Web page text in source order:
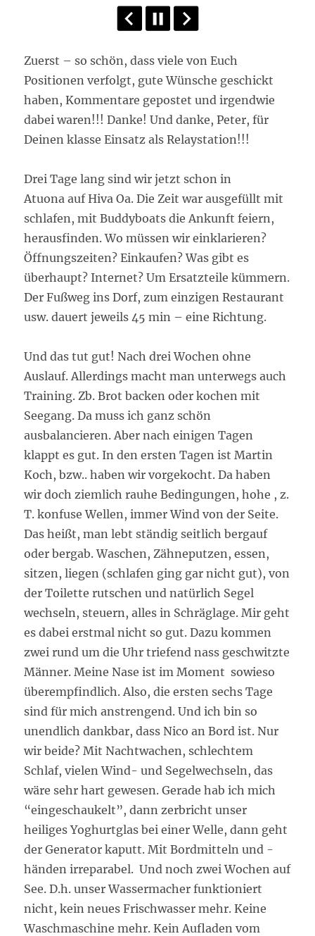
Zuerst – so schön, dass viele von Euch
Positionen verfolgt, gute Wünsche geschickt
haben, Kommentare gepostet und irgendwie
dabei waren!!! Danke! Und danke, Peter, für
Deinen klasse Einsatz als Relaystation!!!
Drei Tage lang sind wir jetzt schon in
Atuona auf Hiva Oa. Die Zeit war ausgefüllt mit
schlafen, mit Buddyboats die Ankunft feiern,
herausfinden. Wo müssen wir einklarieren?
Öffnungszeiten? Einkaufen? Was gibt es
überhaupt? Internet? Um Ersatzteile kümmern.
Der Fußweg ins Dorf, zum einzigen Restaurant
usw. dauert jeweils 45 min – eine Richtung.
Und das tut gut! Nach drei Wochen ohne
Auslauf. Allerdings macht man unterwegs auch
Training. Zb. Brot backen oder kochen mit
Seegang. Da muss ich ganz schön
ausbalancieren. Aber nach einigen Tagen
klappt es gut. In den ersten Tagen ist Martin
Koch, bzw.. haben wir vorgekocht. Da haben
wir doch ziemlich rauhe Bedingungen, hohe , z.
T. konfuse Wellen, immer Wind von der Seite.
Das heißt, man lebt ständig seitlich bergauf
oder bergab. Waschen, Zähneputzen, essen,
sitzen, liegen (schlafen ging gar nicht gut), von
der Toilette rutschen und natürlich Segel
wechseln, steuern, alles in Schräglage. Mir geht
es dabei erstmal nicht so gut. Dazu kommen
zwei rund um die Uhr triefend nass geschwitzte
Männer. Meine Nase ist im Moment sowieso
überempfindlich. Also, die ersten sechs Tage
sind für mich anstrengend. Und ich bin so
unendlich dankbar, dass Nico an Bord ist. Nur
wir beide? Mit Nachtwachen, schlechtem
Schlaf, vielen Wind- und Segelwechseln, das
wäre sehr hart gewesen. Gerade hab ich mich
“eingeschaukelt”, dann zerbricht unser
heiliges Yoghurtglas bei einer Welle, dann geht
der Generator kaputt. Mit Bordmitteln und -
händen irreparabel. Und noch zwei Wochen auf
See. D.h. unser Wassermacher funktioniert
nicht, kein neues Frischwasser mehr. Keine
Waschmaschine mehr. Kein Aufladen vom